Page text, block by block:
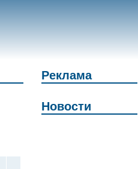
Реклама
Новости